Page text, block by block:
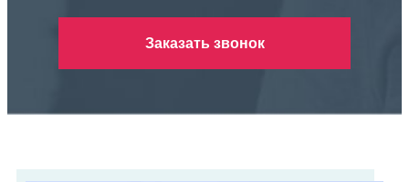
Заказать звонок